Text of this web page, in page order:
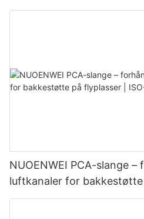
1500 mm)
NUOENWEI PCA-slange
luftkanaler for
og UL94-sertifisert